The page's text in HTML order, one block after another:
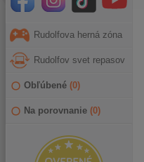
Rudolfova herná zóna
Rudolfov svet repasov
Obľúbené (0)
Na porovnanie (0)